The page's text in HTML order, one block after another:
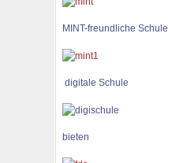
MINT-freundliche Schule
digitale Schule
bieten